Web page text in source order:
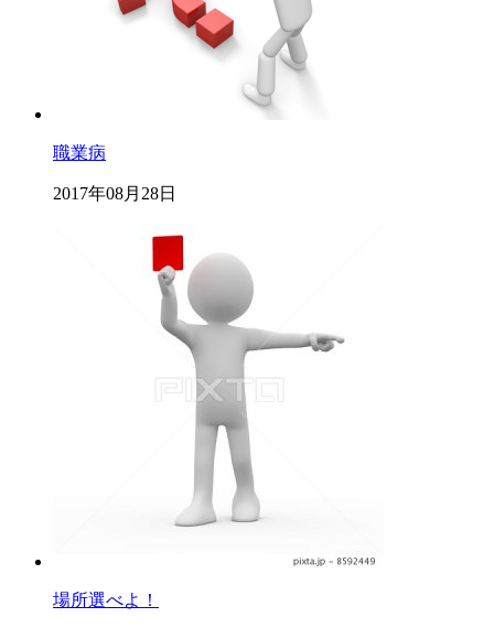
職業病
2017年08月28日
場所選べよ！